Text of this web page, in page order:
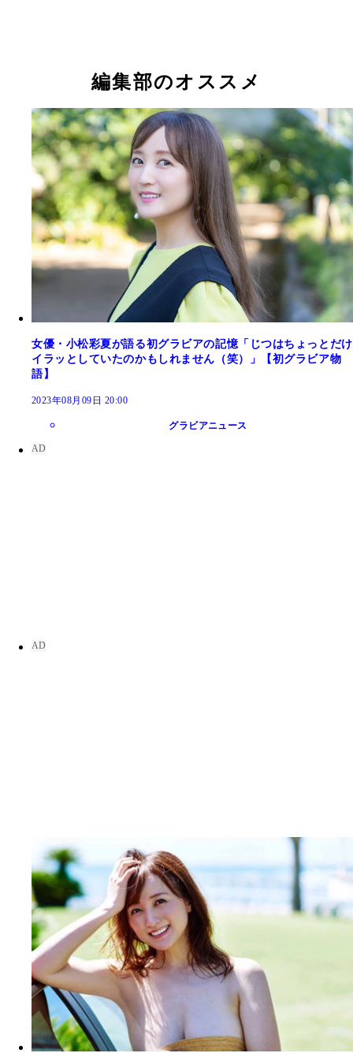
小松彩夏デジタル写真集『34 ―AYAKA KOMATSU
～2020―』撮影／熊谷貫 価格／1980円（税込）
小松彩夏デジタル写真集『KOMAPHOTO[real]』
／栗山秀作 価格／2037円（税込）
編集部のオススメ
女優・小松彩夏が語る初グラビアの記憶「じつはちょっとだけ
イラッとしていたのかもしれません（笑）」【初グラビア物
語】
2023年08月09日 20:00
グラビアニュース